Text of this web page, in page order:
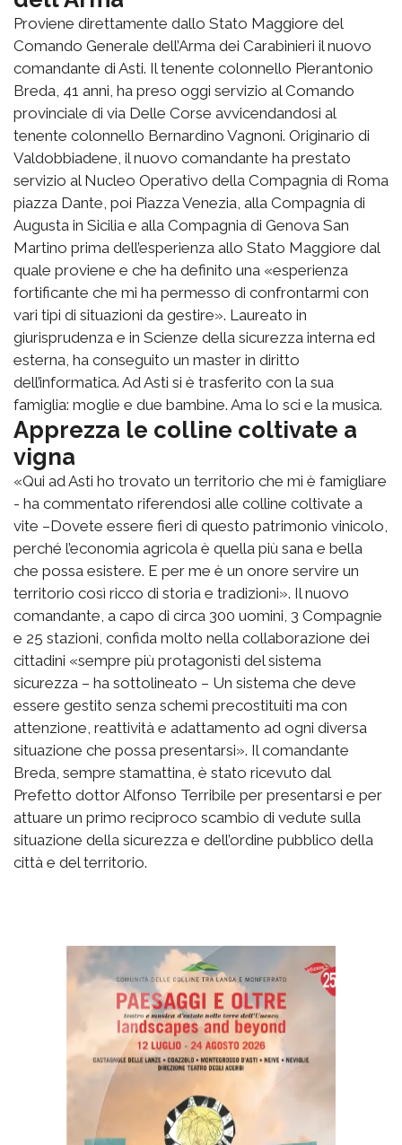
Proviene direttamente dallo Stato Maggiore del
Comando Generale dell’Arma dei Carabinieri il nuovo
comandante di Asti. Il tenente colonnello Pierantonio
Breda, 41 anni, ha preso oggi servizio al Comando
provinciale di via Delle Corse avvicendandosi al
tenente colonnello Bernardino Vagnoni. Originario di
Valdobbiadene, il nuovo comandante ha prestato
servizio al Nucleo Operativo della Compagnia di Roma
piazza Dante, poi Piazza Venezia, alla Compagnia di
Augusta in Sicilia e alla Compagnia di Genova San
Martino prima dell’esperienza allo Stato Maggiore dal
quale proviene e che ha definito una «esperienza
fortificante che mi ha permesso di confrontarmi con
vari tipi di situazioni da gestire». Laureato in
giurisprudenza e in Scienze della sicurezza interna ed
esterna, ha conseguito un master in diritto
dell’informatica. Ad Asti si è trasferito con la sua
famiglia: moglie e due bambine. Ama lo sci e la musica.
Apprezza le colline coltivate a
vigna
«Qui ad Asti ho trovato un territorio che mi è famigliare
- ha commentato riferendosi alle colline coltivate a
vite –Dovete essere fieri di questo patrimonio vinicolo,
perché l’economia agricola è quella più sana e bella
che possa esistere. E per me è un onore servire un
territorio così ricco di storia e tradizioni». Il nuovo
comandante, a capo di circa 300 uomini, 3 Compagnie
e 25 stazioni, confida molto nella collaborazione dei
cittadini «sempre più protagonisti del sistema
sicurezza – ha sottolineato – Un sistema che deve
essere gestito senza schemi precostituiti ma con
attenzione, reattività e adattamento ad ogni diversa
situazione che possa presentarsi». Il comandante
Breda, sempre stamattina, è stato ricevuto dal
Prefetto dottor Alfonso Terribile per presentarsi e per
attuare un primo reciproco scambio di vedute sulla
situazione della sicurezza e dell’ordine pubblico della
città e del territorio.